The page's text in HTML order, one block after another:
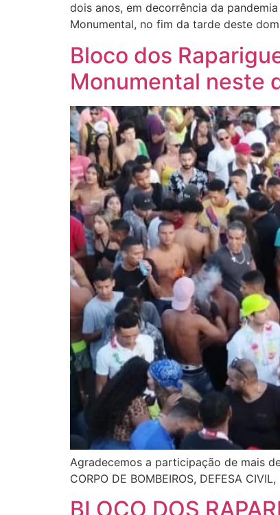
dois anos, em decorrência da
Monumental, no fim da tarde deste
Bloco dos
Monumental neste
Agradecemos a participação de mais
CORPO DE BOMBEIROS, DEFESA
BLOCO DOS